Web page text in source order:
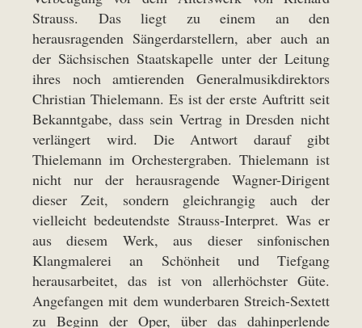
Strauss. Das liegt zu einem an den
herausragenden Sängerdarstellern, aber auch an
der Sächsischen Staatskapelle unter der Leitung
ihres noch amtierenden Generalmusikdirektors
Christian Thielemann. Es ist der erste Auftritt seit
Bekanntgabe, dass sein Vertrag in Dresden nicht
verlängert wird. Die Antwort darauf gibt
Thielemann im Orchestergraben. Thielemann ist
nicht nur der herausragende Wagner-Dirigent
dieser Zeit, sondern gleichrangig auch der
vielleicht bedeutendste Strauss-Interpret. Was er
aus diesem Werk, aus dieser sinfonischen
Klangmalerei an Schönheit und Tiefgang
herausarbeitet, das ist von allerhöchster Güte.
Angefangen mit dem wunderbaren Streich-Sextett
zu Beginn der Oper, über das dahinperlende